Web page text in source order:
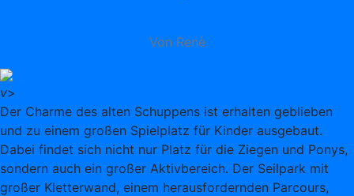
Von Renè
v>
Der Charme des alten Schuppens ist erhalten geblieben
und zu einem großen Spielplatz für Kinder ausgebaut.
Dabei findet sich nicht nur Platz für die Ziegen und Ponys,
sondern auch ein großer Aktivbereich. Der Seilpark mit
großer Kletterwand, einem herausfordernden Parcours,